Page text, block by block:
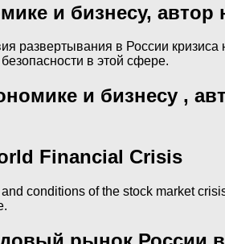
и бизнесу,
развертывания в России
в этой сфере.
и бизнесу ,
Financial Crisis
conditions of the stock market